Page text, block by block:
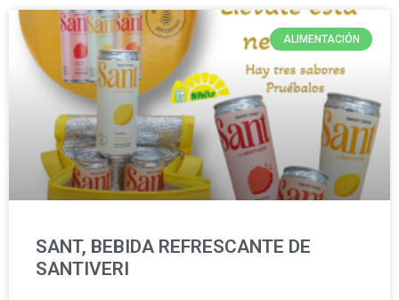
ALIMENTACIÓN
SANT, BEBIDA REFRESCANTE DE
SANTIVERI